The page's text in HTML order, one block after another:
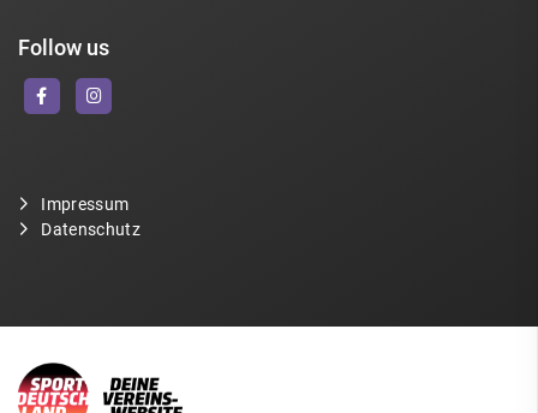
Follow us
Impressum
Datenschutz